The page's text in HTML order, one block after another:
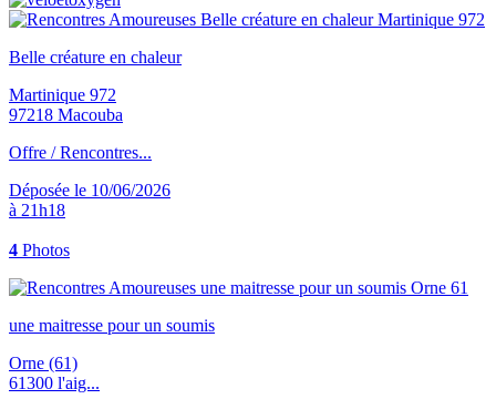
Belle créature en chaleur
Martinique 972
97218 Macouba
Offre / Rencontres...
Déposée le 10/06/2026
à 21h18
4 Photos
une maitresse pour un soumis
Orne (61)
61300 l'aig...